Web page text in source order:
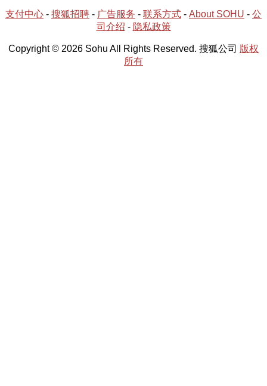
支付中心 - 搜狐招聘 - 广告服务 - 联系方式 - About SOHU - 公
司介绍 - 隐私政策
Copyright © 2026 Sohu All Rights Reserved. 搜狐公司 版权
所有